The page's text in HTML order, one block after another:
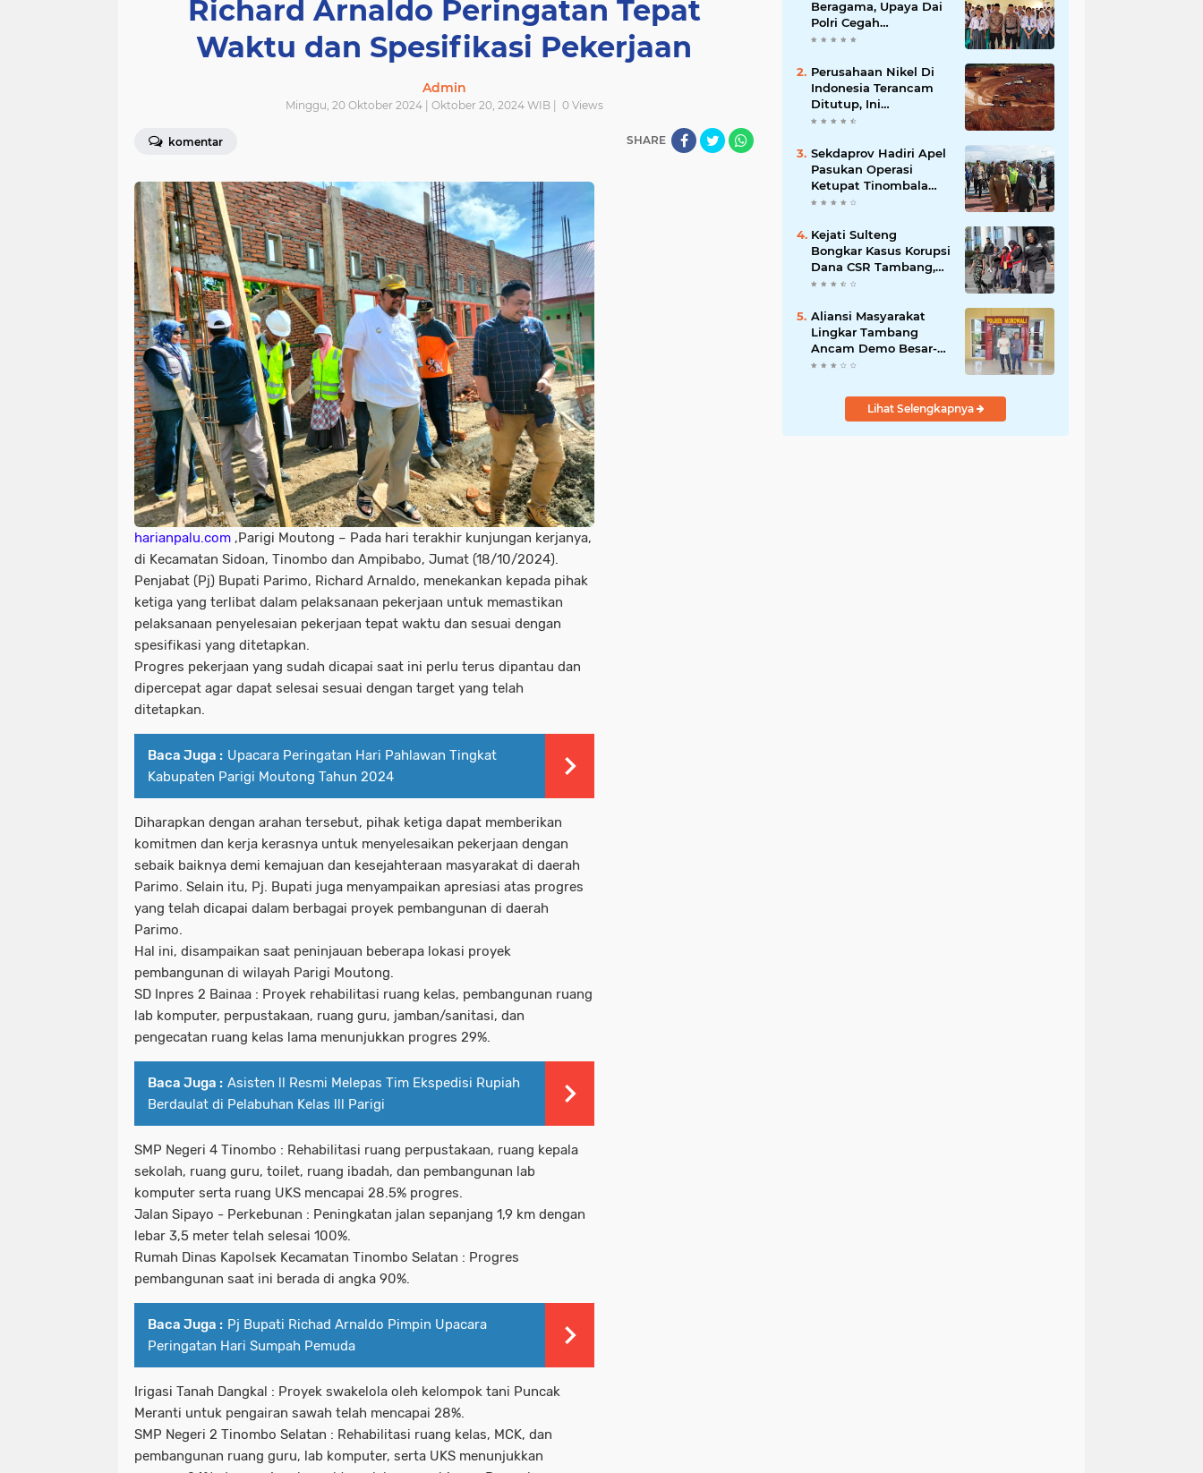
Richard Arnaldo Peringatan Tepat
Waktu dan Spesifikasi Pekerjaan
Admin
Minggu, 20 Oktober 2024 | Oktober 20, 2024 WIB | 0Views
komentar SHARE
harianpalu.com ,Parigi Moutong – Pada hari terakhir kunjungan kerjanya,
di Kecamatan Sidoan, Tinombo dan Ampibabo, Jumat (18/10/2024).
Penjabat (Pj) Bupati Parimo, Richard Arnaldo, menekankan kepada pihak
ketiga yang terlibat dalam pelaksanaan pekerjaan untuk memastikan
pelaksanaan penyelesaian pekerjaan tepat waktu dan sesuai dengan
spesifikasi yang ditetapkan.
Progres pekerjaan yang sudah dicapai saat ini perlu terus dipantau dan
dipercepat agar dapat selesai sesuai dengan target yang telah
ditetapkan.
Baca Juga : Upacara Peringatan Hari Pahlawan Tingkat
Kabupaten Parigi Moutong Tahun 2024
Diharapkan dengan arahan tersebut, pihak ketiga dapat memberikan
komitmen dan kerja kerasnya untuk menyelesaikan pekerjaan dengan
sebaik baiknya demi kemajuan dan kesejahteraan masyarakat di daerah
Parimo. Selain itu, Pj. Bupati juga menyampaikan apresiasi atas progres
yang telah dicapai dalam berbagai proyek pembangunan di daerah
Parimo.
Hal ini, disampaikan saat peninjauan beberapa lokasi proyek
pembangunan di wilayah Parigi Moutong.
SD Inpres 2 Bainaa : Proyek rehabilitasi ruang kelas, pembangunan ruang
lab komputer, perpustakaan, ruang guru, jamban/sanitasi, dan
pengecatan ruang kelas lama menunjukkan progres 29%.
Baca Juga : Asisten ll Resmi Melepas Tim Ekspedisi Rupiah
Berdaulat di Pelabuhan Kelas lll Parigi
SMP Negeri 4 Tinombo : Rehabilitasi ruang perpustakaan, ruang kepala
sekolah, ruang guru, toilet, ruang ibadah, dan pembangunan lab
komputer serta ruang UKS mencapai 28.5% progres.
Jalan Sipayo - Perkebunan : Peningkatan jalan sepanjang 1,9 km dengan
lebar 3,5 meter telah selesai 100%.
Rumah Dinas Kapolsek Kecamatan Tinombo Selatan : Progres
pembangunan saat ini berada di angka 90%.
Baca Juga : Pj Bupati Richad Arnaldo Pimpin Upacara
Peringatan Hari Sumpah Pemuda
Irigasi Tanah Dangkal : Proyek swakelola oleh kelompok tani Puncak
Meranti untuk pengairan sawah telah mencapai 28%.
SMP Negeri 2 Tinombo Selatan : Rehabilitasi ruang kelas, MCK, dan
pembangunan ruang guru, lab komputer, serta UKS menunjukkan
Beragama, Upaya Dai
Polri Cegah
Radikalisme di
Perusahaan Nikel Di
Indonesia Terancam
Ditutup, Ini
Pernyataan Luhut
Sekdaprov Hadiri Apel
Pasukan Operasi
Ketupat Tinombala
2023
Kejati Sulteng
Bongkar Kasus Korupsi
Dana CSR Tambang,
Sekdes Tamainusi Ikut
Aliansi Masyarakat
Lingkar Tambang
Ancam Demo Besar-
Besaran di PT Vale
Lihat Selengkapnya